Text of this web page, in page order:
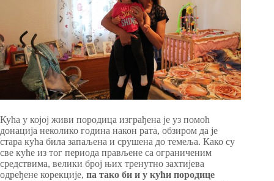
Кућа у којој живи породица изграђена је уз помоћ
донација неколико година након рата, обзиром да је
стара кућа била запаљена и срушена до темеља. Како су
све куће из тог периода прављене са ограниченим
средствима, велики број њих тренутно захтијева
одређене корекције, па тако би и у кући породице